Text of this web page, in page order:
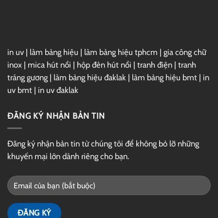
in uv | làm bảng hiệu | làm bảng hiệu tphcm | gia công chữ
inox | mica hút nổi | hộp đèn hút nổi | tranh điện | tranh
tráng gương | làm bảng hiệu đaklak | làm bảng hiệu bmt | in
uv bmt | in uv đaklak
ĐĂNG KÝ NHẬN BẢN TIN
Đăng ký nhận bản tin từ chúng tôi để không bỏ lỡ những
khuyến mại lớn dành riêng cho bạn.